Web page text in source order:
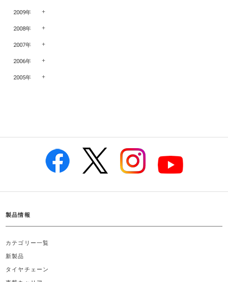
2009年
2008年
2007年
2006年
2005年
製品情報
カテゴリー一覧
新製品
タイヤチェーン